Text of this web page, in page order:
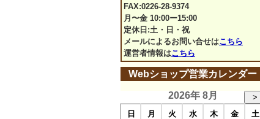
FAX:0226-28-9374
月〜金 10:00ー15:00
定休日:土・日・祝
メールによるお問い合せはこちら
運営者情報はこちら
Webショップ営業カレンダー
2026年 8月
>
日
月 火 水 木 金 土